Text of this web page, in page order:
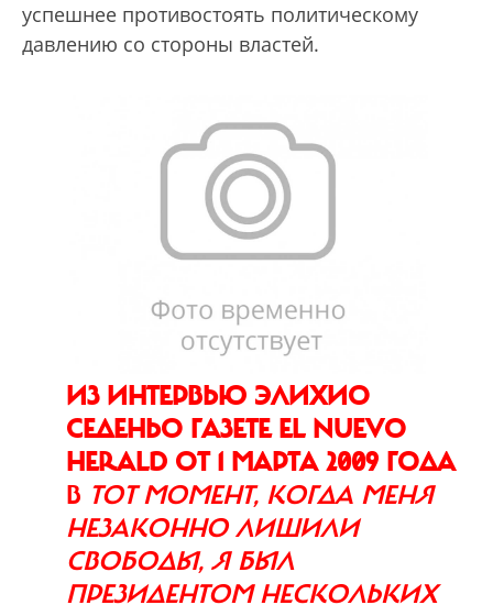
успешнее противостоять политическому
давлению со стороны властей.
ИЗ ИНТЕРВЬЮ ЭЛИХИО
СЕДЕНЬО ГАЗЕТЕ EL NUEVO
HERALD ОТ 1 МАРТА 2009 ГОДА
В ТОТ МОМЕНТ, КОГДА МЕНЯ
НЕЗАКОННО ЛИШИЛИ
СВОБОДЫ, Я БЫЛ
ПРЕЗИДЕНТОМ НЕСКОЛЬКИХ